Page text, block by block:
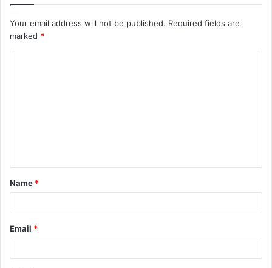
Your email address will not be published. Required fields are
marked *
t
*
Name *
Email *